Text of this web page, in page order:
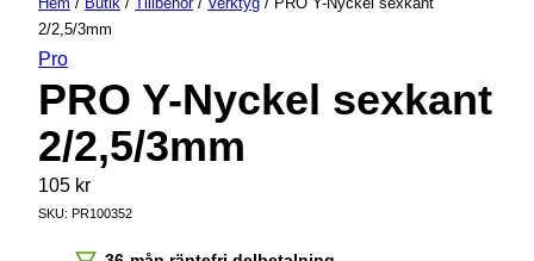
2/2,5/3mm
Pro
PRO Y-Nyckel sexkant
2/2,5/3mm
105 kr
SKU: PR100352